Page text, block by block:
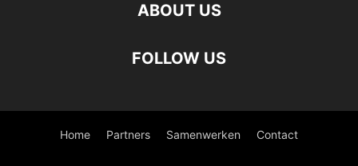
ABOUT US
FOLLOW US
Home Partners Samenwerken Contact